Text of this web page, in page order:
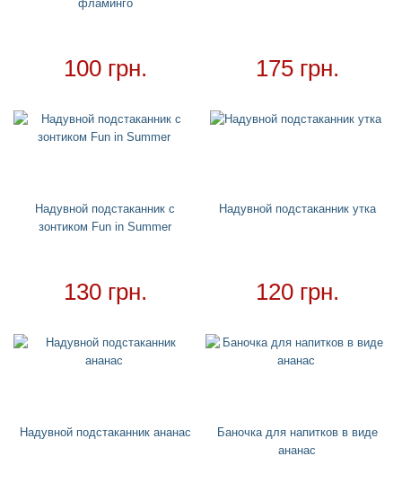
Матрасы
Пледы
Купальники
Аксессуары
фламинго
100 грн. 175 грн.
Надувной подстаканник с
зонтиком Fun in Summer
130 грн.
Надувной подстаканник утка
120 грн.
Надувной подстаканник ананас
Баночка для напитков в виде
ананас